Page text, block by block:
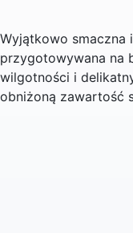
Wyjątkowo smaczna
przygotowywana na
wilgotności i
obniżoną zawartość